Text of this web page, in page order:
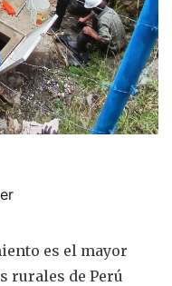
es el mayor
rurales de Perú